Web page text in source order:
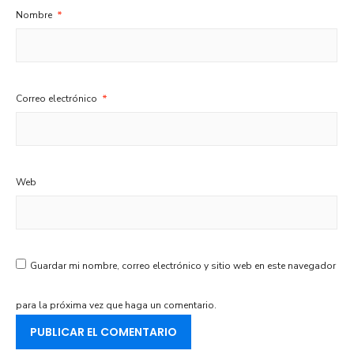
Nombre *
Correo electrónico *
Web
Guardar mi nombre, correo electrónico y sitio web en este navegador
para la próxima vez que haga un comentario.